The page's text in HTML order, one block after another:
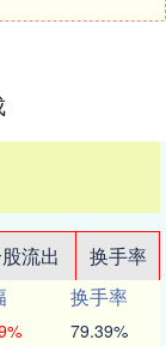
流出
换手率
换手率
79.39%